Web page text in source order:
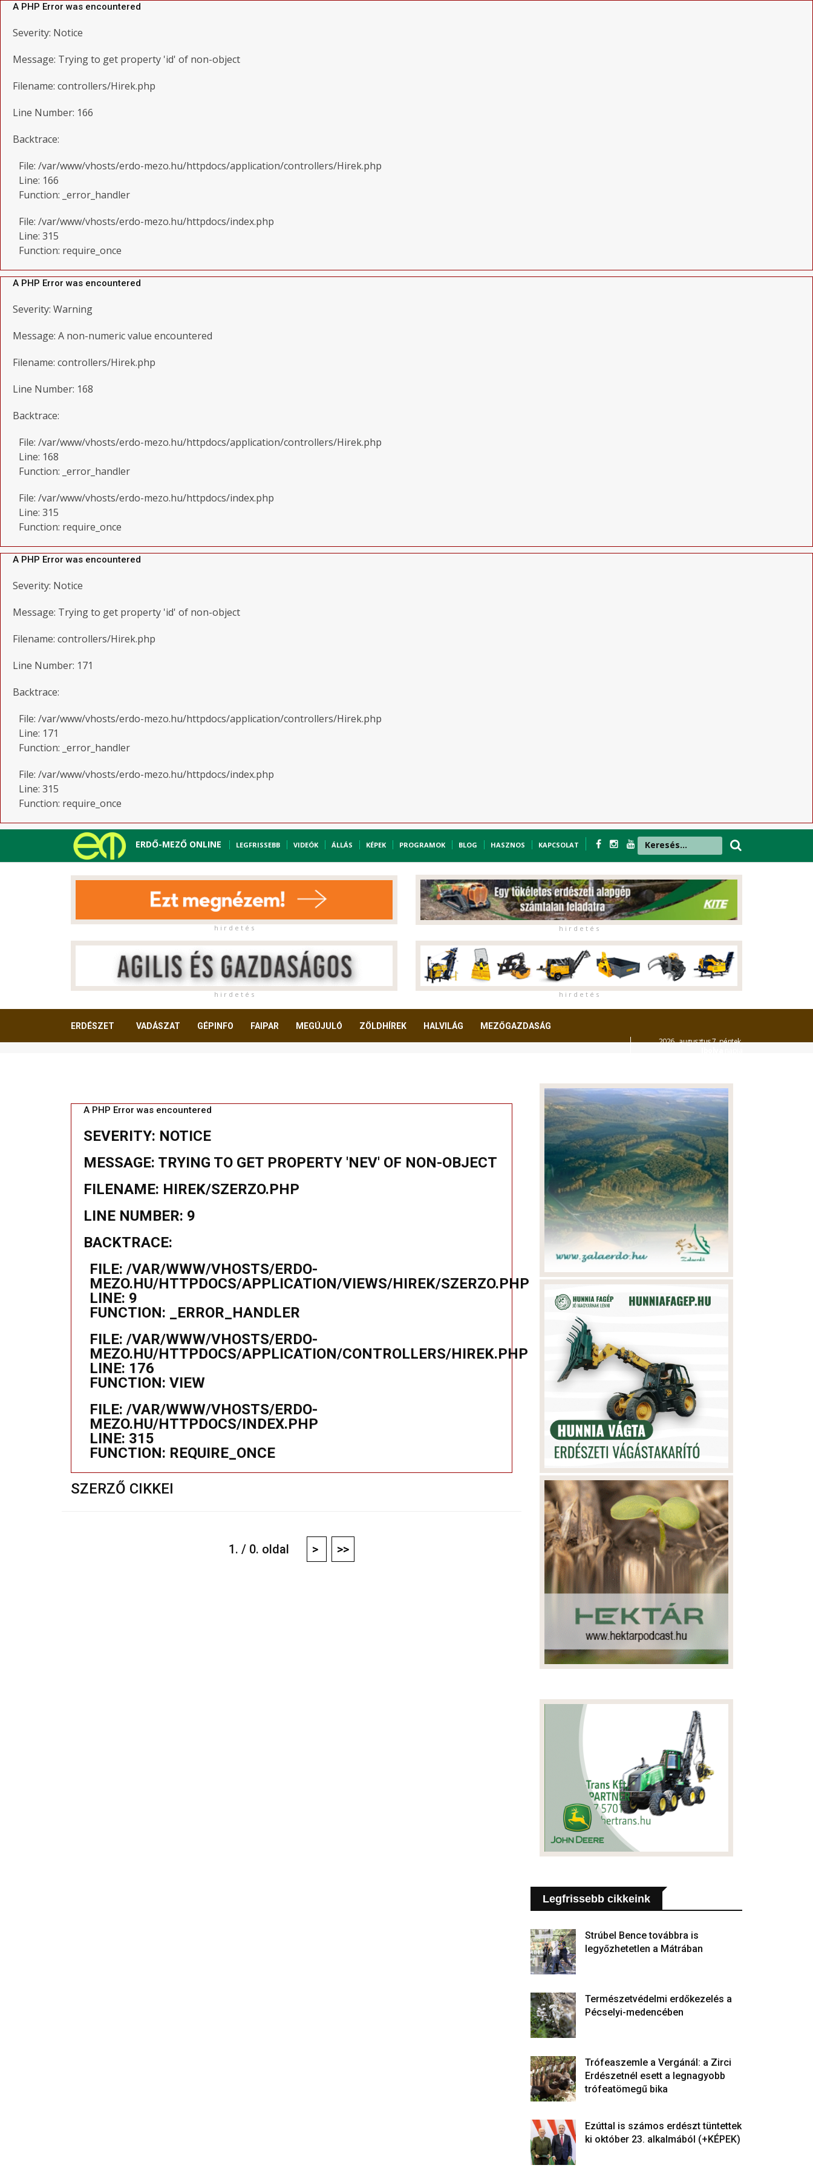
A PHP Error was encountered
Severity: Notice
Message: Trying to get property 'id' of non-object
Filename: controllers/Hirek.php
Line Number: 166
Backtrace:
File: /var/www/vhosts/erdo-mezo.hu/httpdocs/application/controllers/Hirek.php
Line: 166
Function: _error_handler
File: /var/www/vhosts/erdo-mezo.hu/httpdocs/index.php
Line: 315
Function: require_once
A PHP Error was encountered
Severity: Warning
Message: A non-numeric value encountered
Filename: controllers/Hirek.php
Line Number: 168
Backtrace:
File: /var/www/vhosts/erdo-mezo.hu/httpdocs/application/controllers/Hirek.php
Line: 168
Function: _error_handler
File: /var/www/vhosts/erdo-mezo.hu/httpdocs/index.php
Line: 315
Function: require_once
A PHP Error was encountered
Severity: Notice
Message: Trying to get property 'id' of non-object
Filename: controllers/Hirek.php
Line Number: 171
Backtrace:
File: /var/www/vhosts/erdo-mezo.hu/httpdocs/application/controllers/Hirek.php
Line: 171
Function: _error_handler
File: /var/www/vhosts/erdo-mezo.hu/httpdocs/index.php
Line: 315
Function: require_once
ERDŐ-MEZŐ ONLINE LEGFRISSEBB VIDEÓK ÁLLÁS KÉPEK PROGRAMOK BLOG HASZNOS KAPCSOLAT
h i r d e t é s h i r d e t é s
h i r d e t é s h i r d e t é s
ERDÉSZET VADÁSZAT GÉPINFO FAIPAR MEGÚJULÓ ZÖLDHÍREK HALVILÁG MEZŐGAZDASÁG
2026. augusztus 7. péntek,
A PHP Error was encountered
SEVERITY: NOTICE
MESSAGE: TRYING TO GET PROPERTY 'NEV' OF NON-OBJECT
FILENAME: HIREK/SZERZO.PHP
LINE NUMBER: 9
BACKTRACE:
FILE: /VAR/WWW/VHOSTS/ERDO-
MEZO.HU/HTTPDOCS/APPLICATION/VIEWS/HIREK/SZERZO.PHP
LINE: 9
FUNCTION: _ERROR_HANDLER
FILE: /VAR/WWW/VHOSTS/ERDO-
MEZO.HU/HTTPDOCS/APPLICATION/CONTROLLERS/HIREK.PHP
LINE: 176
FUNCTION: VIEW
FILE: /VAR/WWW/VHOSTS/ERDO-
MEZO.HU/HTTPDOCS/INDEX.PHP
LINE: 315
FUNCTION: REQUIRE_ONCE
SZERZŐ CIKKEI
1. / 0. oldal > >>
Legfrissebb cikkeink
Strúbel Bence továbbra is
legyőzhetetlen a Mátrában
Természetvédelmi erdőkezelés a
Pécselyi-medencében
Trófeaszemle a Vergánál: a Zirci
Erdészetnél esett a legnagyobb
trófeatömegű bika
Ezúttal is számos erdészt tüntettek
ki október 23. alkalmából (+KÉPEK)